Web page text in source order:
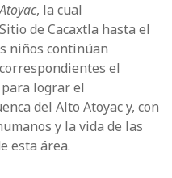
, la cual
de Cacaxtla hasta el
niños continúan
el
lograr el
del Alto Atoyac y, con
y la vida de las
esta área.